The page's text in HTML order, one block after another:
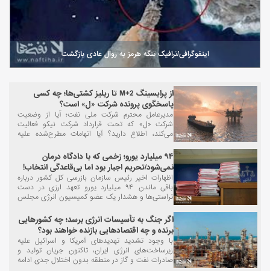
اینفوگرافی/ترافیک تنگه هرمز به روال عادی بازگشت
از پرایسینگ M+2 تا ریلیز کشتی‌ها؛ چه کسی
پاسخگوی پرونده شرکت «ل» است؟
مدیرعامل محترم شرکت ملی نفت؛ آیا از وضعیت
شرکت «ل» که تحت قرارداد شرکت نیکو فعالیت
می‌کند، اطلاع دارید؟ آیا اتهامات مطرح‌شده علیه
درست است که این شرکت از حمایت‌های ویژه
برخوردار بوده است؟
۹۴ میلیارد یورو؛ زخمی که با دادگاه درمان
نمی‌شود/تحریم اجبار بود اما بی‌قاعدگی انتخاب!
اظهارات اخیر رئیس سازمان بازرسی کل کشور درباره
باقی ماندن ۹۴ میلیارد یورو تعهد ارزی در دست
تراستی‌ها و هشدار یک عضو کمیسیون انرژی مجلس
اخبار آورد؛ پرونده‌ای که اگرچه باید در مسیر قضایی و
نظارتی بررسی شود، اما پرسش اصلی فراتر از تعیین
مقصران است.
اگر جنگ به تأسیسات انرژی برسد؛ چه کشورهایی
برنده و چه اقتصادهایی بازنده خواهند بود؟
با وجود تشدید تهدیدهای آمریکا و اسرائیل علیه
زیرساخت‌های انرژی ایران، تاکنون جریان تولید و
صادرات نفت و گاز در منطقه بدون اختلال جدی ادامه